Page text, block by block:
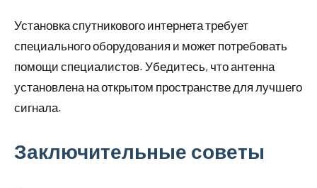
Установка спутникового интернета требует
специального оборудования и может потребовать
помощи специалистов. Убедитесь, что антенна
установлена на открытом пространстве для лучшего
сигнала.
Заключительные советы